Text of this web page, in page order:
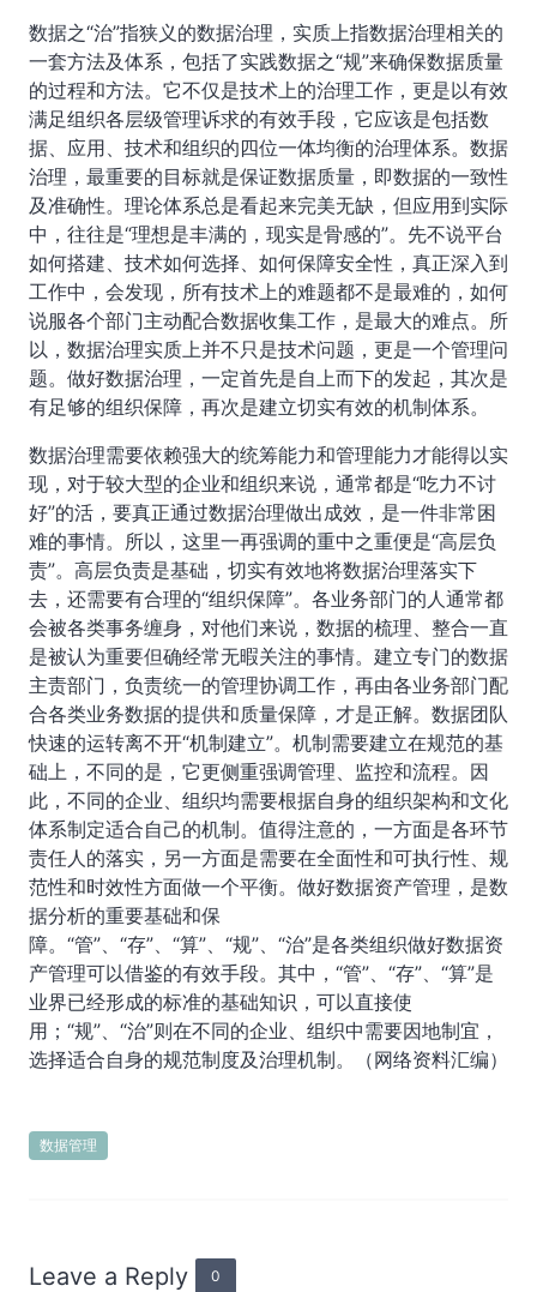
数据之“治”指狭义的数据治理，实质上指数据治理相关的
一套方法及体系，包括了实践数据之“规”来确保数据质量
的过程和方法。它不仅是技术上的治理工作，更是以有效
满足组织各层级管理诉求的有效手段，它应该是包括数
据、应用、技术和组织的四位一体均衡的治理体系。数据
治理，最重要的目标就是保证数据质量，即数据的一致性
及准确性。理论体系总是看起来完美无缺，但应用到实际
中，往往是“理想是丰满的，现实是骨感的”。先不说平台
如何搭建、技术如何选择、如何保障安全性，真正深入到
工作中，会发现，所有技术上的难题都不是最难的，如何
说服各个部门主动配合数据收集工作，是最大的难点。所
以，数据治理实质上并不只是技术问题，更是一个管理问
题。做好数据治理，一定首先是自上而下的发起，其次是
有足够的组织保障，再次是建立切实有效的机制体系。
数据治理需要依赖强大的统筹能力和管理能力才能得以实
现，对于较大型的企业和组织来说，通常都是“吃力不讨
好”的活，要真正通过数据治理做出成效，是一件非常困
难的事情。所以，这里一再强调的重中之重便是“高层负
责”。高层负责是基础，切实有效地将数据治理落实下
去，还需要有合理的“组织保障”。各业务部门的人通常都
会被各类事务缠身，对他们来说，数据的梳理、整合一直
是被认为重要但确经常无暇关注的事情。建立专门的数据
主责部门，负责统一的管理协调工作，再由各业务部门配
合各类业务数据的提供和质量保障，才是正解。数据团队
快速的运转离不开“机制建立”。机制需要建立在规范的基
础上，不同的是，它更侧重强调管理、监控和流程。因
此，不同的企业、组织均需要根据自身的组织架构和文化
体系制定适合自己的机制。值得注意的，一方面是各环节
责任人的落实，另一方面是需要在全面性和可执行性、规
范性和时效性方面做一个平衡。做好数据资产管理，是数
据分析的重要基础和保
障。“管”、“存”、“算”、“规”、“治”是各类组织做好数据资
产管理可以借鉴的有效手段。其中，“管”、“存”、“算”是
业界已经形成的标准的基础知识，可以直接使
用；“规”、“治”则在不同的企业、组织中需要因地制宜，
选择适合自身的规范制度及治理机制。（网络资料汇编）
数据管理
Leave a Reply 0